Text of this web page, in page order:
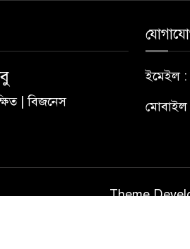
| বিজনেস
ইমেইল
Theme